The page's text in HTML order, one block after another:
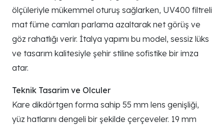
ölçüleriyle mükemmel oturuş sağlarken, UV400 filtreli
mat füme camları parlama azaltarak net görüş ve
göz rahatlığı verir. İtalya yapımı bu model, sessiz lüks
ve tasarım kalitesiyle şehir stiline sofistike bir imza
atar.
Teknik Tasarim ve Olculer
Kare dikdörtgen forma sahip 55 mm lens genişliği,
yüz hatlarını dengeli bir şekilde çerçeveler. 19 mm